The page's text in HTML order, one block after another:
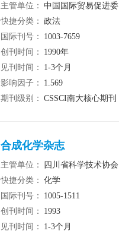
主管单位： 中国国际贸易促进委员会
快捷分类： 政法
国际刊号：
1003-7659
创刊时间：
1990年
见刊时间：
1-3个月
影响因子：
1.569
期刊级别： CSSCI南大核心期刊
合成化学杂志
主管单位： 四川省科学技术协会
快捷分类： 化学
国际刊号：
1005-1511
创刊时间：
1993
见刊时间：
1-3个月